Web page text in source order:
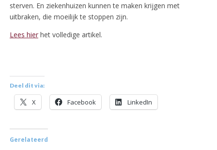
sterven. En ziekenhuizen kunnen te maken krijgen met
uitbraken, die moeilijk te stoppen zijn.
Lees hier het volledige artikel.
Deel dit via:
X Facebook LinkedIn
Gerelateerd